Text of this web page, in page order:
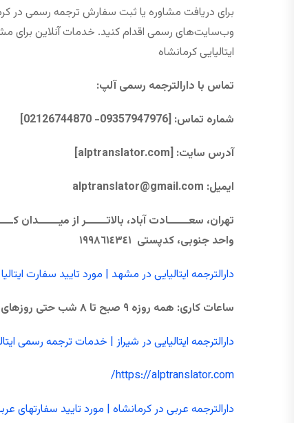
برای دریافت مشاوره یا ثبت سفارش ترجمه رسمی در
وب‌سایت‌های رسمی اقدام کنید. خدمات آنلاین برای
ایتالیایی کرمانشاه
تماس با دارالترجمه رسمی آلپ:
شماره تماس: [09357947976- 02126744870]
آدرس سایت: [alptranslator.com]
ایمیل:
alptranslator@gmail.com
واحد جنوبی، كدپستی ١٩٩٨٦١٤٣٤١
دارالترجمه ایتالیایی در مشهد | مورد تایید سفارت ایتالیا
ساعات کاری: همه ‌روزه ۹ صبح تا ۸ شب حتی
دارالترجمه ایتالیایی در شیراز | خدمات ترجمه رسمی
https://alptranslator.com/
دارالترجمه عربی در کرمانشاه | مورد تایید سفارتهای